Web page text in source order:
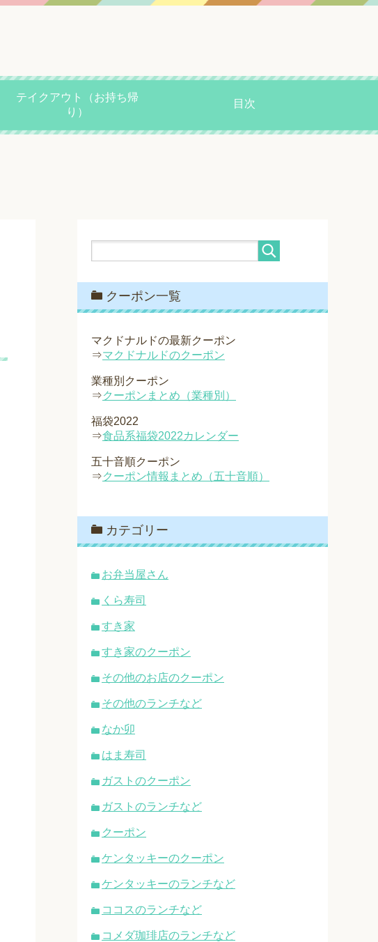
テイクアウト（お持ち帰
り）
目次
クーポン一覧
マクドナルドの最新クーポン
⇒マクドナルドのクーポン
業種別クーポン
⇒クーポンまとめ（業種別）
福袋2022
⇒食品系福袋2022カレンダー
五十音順クーポン
⇒クーポン情報まとめ（五十音順）
カテゴリー
お弁当屋さん
くら寿司
すき家
すき家のクーポン
その他のお店のクーポン
その他のランチなど
なか卯
はま寿司
ガストのクーポン
ガストのランチなど
クーポン
ケンタッキーのクーポン
ケンタッキーのランチなど
ココスのランチなど
コメダ珈琲店のランチなど